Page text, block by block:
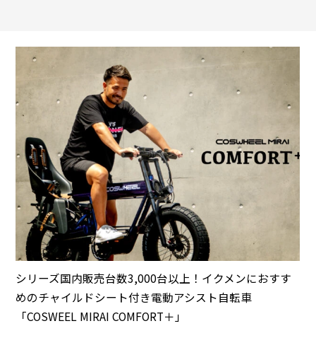
シリーズ国内販売台数3,000台以上！イクメンにおすす
めのチャイルドシート付き電動アシスト自転車
「COSWEEL MIRAI COMFORT＋」